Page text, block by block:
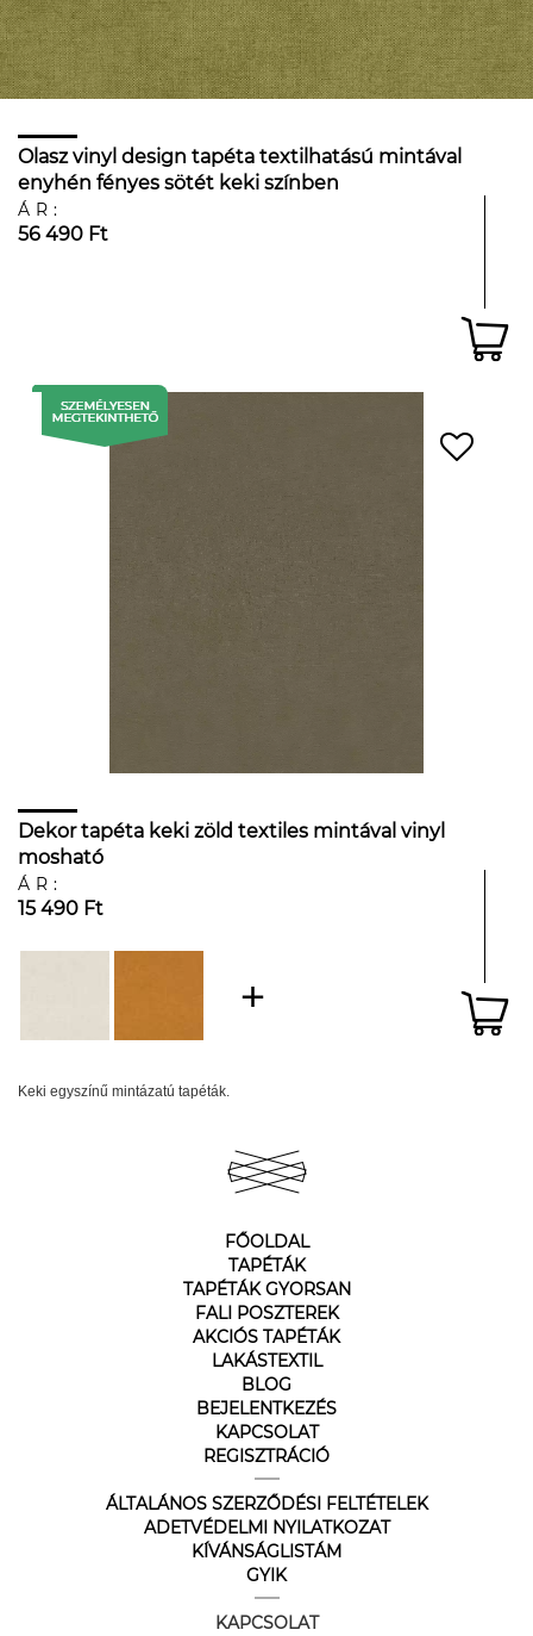
Olasz vinyl design tapéta textilhatású mintával
enyhén fényes sötét keki színben
ÁR:
56 490 Ft
Dekor tapéta keki zöld textiles mintával vinyl
mosható
ÁR:
15 490 Ft
Keki egyszínű mintázatú tapéták.
FŐOLDAL
TAPÉTÁK
TAPÉTÁK GYORSAN
FALI POSZTEREK
AKCIÓS TAPÉTÁK
LAKÁSTEXTIL
BLOG
BEJELENTKEZÉS
KAPCSOLAT
REGISZTRÁCIÓ
ÁLTALÁNOS SZERZŐDÉSI FELTÉTELEK
ADETVÉDELMI NYILATKOZAT
KÍVÁNSÁGLISTÁM
GYIK
KAPCSOLAT